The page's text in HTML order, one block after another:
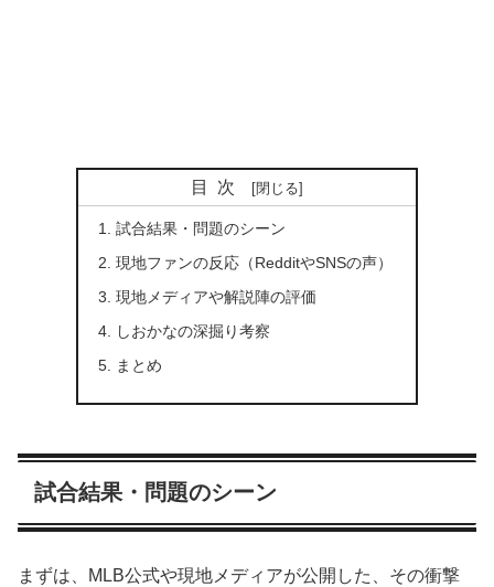
目次
試合結果・問題のシーン
現地ファンの反応（RedditやSNSの声）
現地メディアや解説陣の評価
しおかなの深掘り考察
まとめ
試合結果・問題のシーン
まずは、MLB公式や現地メディアが公開した、その衝撃